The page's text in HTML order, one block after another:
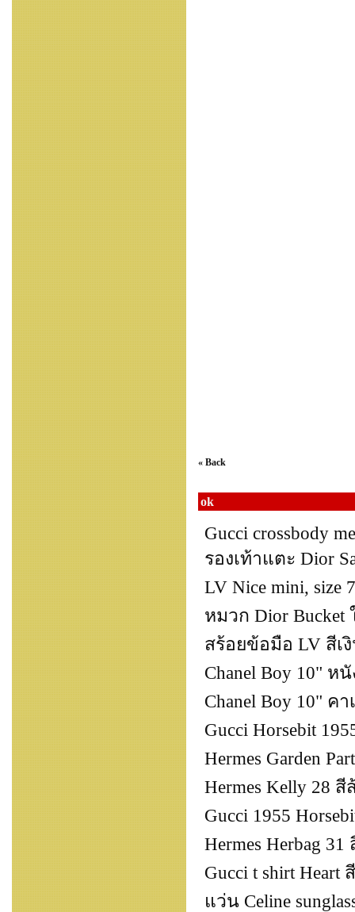
« Back
ok
Gucci crossbody
รองเท้าแตะ Dior
LV Nice mini,
หมวก Dior Bucket
สร้อยข้อมือ LV สีเ
Chanel Boy 10" ห
Chanel Boy 10" ค
Gucci Horsebit
Hermes Garden
Hermes Kelly 28
Gucci 1955
Hermes Herbag
Gucci t shirt Heart
แว่น Celine